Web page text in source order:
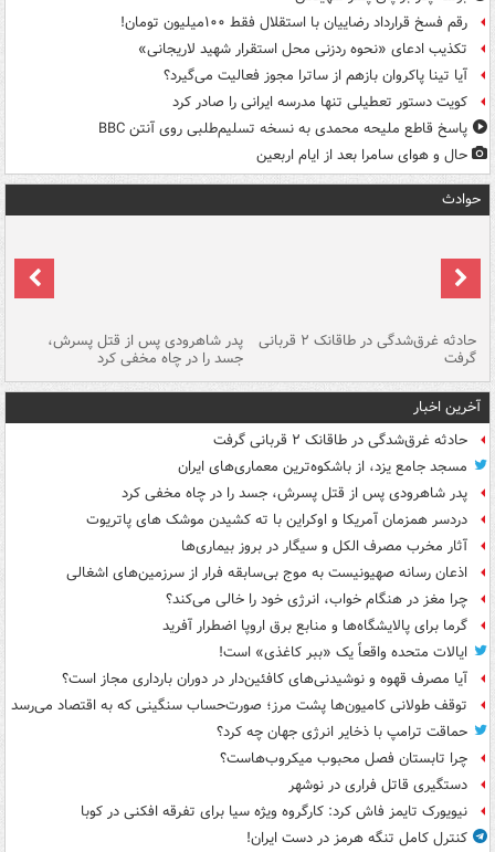
رقم فسخ قرارداد رضاییان با استقلال فقط ۱۰۰میلیون تومان!
تکذیب ادعای «نحوه ردزنی محل استقرار شهید لاریجانی»
آیا تینا پاکروان بازهم از ساترا مجوز فعالیت می‌گیرد؟
کویت دستور تعطیلی تنها مدرسه ایرانی را صادر کرد
پاسخ قاطع ملیحه محمدی به نسخه تسلیم‌طلبی روی آنتن BBC
حال و هوای سامرا بعد از ایام اربعین
حوادث
حادثه غرق‌شدگی در طاقانک ۲ قربانی
گرفت
پدر شاهرودی پس از قتل پسرش،
جسد را در چاه مخفی کرد
آخرین اخبار
حادثه غرق‌شدگی در طاقانک ۲ قربانی گرفت
مسجد جامع یزد، از باشکوه‌ترین معماری‌های ایران
پدر شاهرودی پس از قتل پسرش، جسد را در چاه مخفی کرد
دردسر همزمان آمریکا و اوکراین با ته کشیدن موشک های پاتریوت
آثار مخرب مصرف الکل و سیگار در بروز بیماری‌ها
اذعان رسانه صهیونیست به موج بی‌سابقه فرار از سرزمین‌های اشغالی
چرا مغز در هنگام خواب، انرژی خود را خالی می‌کند؟
گرما برای پالایشگاه‌ها و منابع برق اروپا اضطرار آفرید
ایالات متحده واقعاً یک «ببر کاغذی» است!
آیا مصرف قهوه و نوشیدنی‌های کافئین‌دار در دوران بارداری مجاز است؟
توقف طولانی کامیون‌ها پشت مرز؛ صورت‌حساب سنگینی که به اقتصاد می‌رسد
حماقت ترامپ با ذخایر انرژی جهان چه کرد؟
چرا تابستان فصل محبوب میکروب‌هاست؟
دستگیری قاتل فراری در نوشهر
نیویورک تایمز فاش کرد: کارگروه ویژه سیا برای تفرقه افکنی در کوبا
کنترل کامل تنگه هرمز در دست ایران!